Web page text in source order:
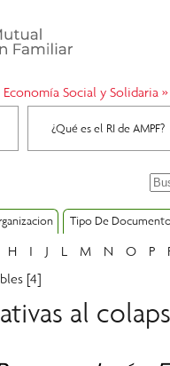
Economía Social y Solidaria »
¿Qué es el RI de AMPF?
Tipo De
H I J L M N O P
[4]
al